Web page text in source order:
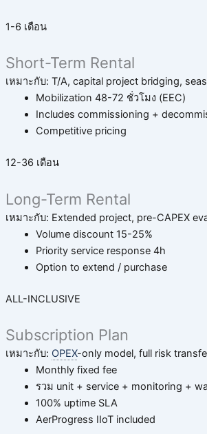
1-6 เดือน
Short-Term Rental
เหมาะกับ: T/A, capital project bridging,
Mobilization 48-72 ชั่วโมง (EEC)
Includes commissioning +
Competitive pricing
12-36 เดือน
Long-Term Rental
เหมาะกับ: Extended project, pre-CAPEX
Volume discount 15-25%
Priority service response 4h
Option to extend / purchase
ALL-INCLUSIVE
Subscription Plan
เหมาะกับ: OPEX-only model, full risk
Monthly fixed fee
รวม unit + service + monitoring +
100% uptime SLA
AerProgress IIoT included